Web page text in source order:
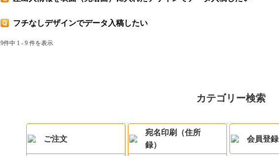
フチなしデザインでデータ入稿したい
9件中 1 - 9 件を表示
カテゴリー検索
ご注文
宛名印刷（住所
録）
会員登録